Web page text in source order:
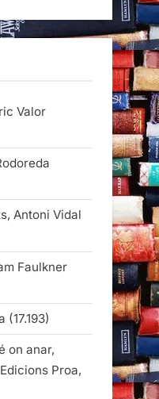
Valor
Antoni Vidal
Faulkner
(17.193)
on anar,
Proa,